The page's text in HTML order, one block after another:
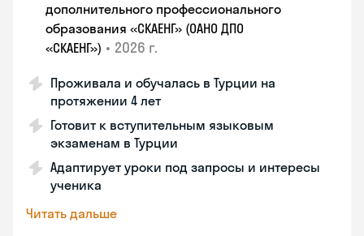
дополнительного профессионального
образования «СКАЕНГ» (ОАНО ДПО
«СКАЕНГ») • 2026 г.
Проживала и обучалась в Турции на
протяжении 4 лет
Готовит к вступительным языковым
экзаменам в Турции
Адаптирует уроки под запросы и интересы
ученика
Читать дальше